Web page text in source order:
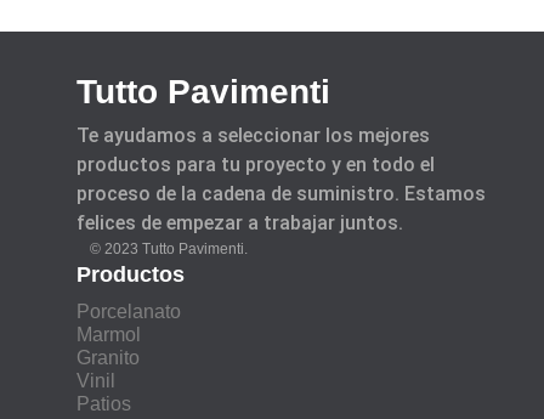
Tutto Pavimenti
Te ayudamos a seleccionar los mejores
productos para tu proyecto y en todo el
proceso de la cadena de suministro. Estamos
felices de empezar a trabajar juntos.
© 2023 Tutto Pavimenti.
Productos
Porcelanato
Marmol
Granito
Vinil
Patios